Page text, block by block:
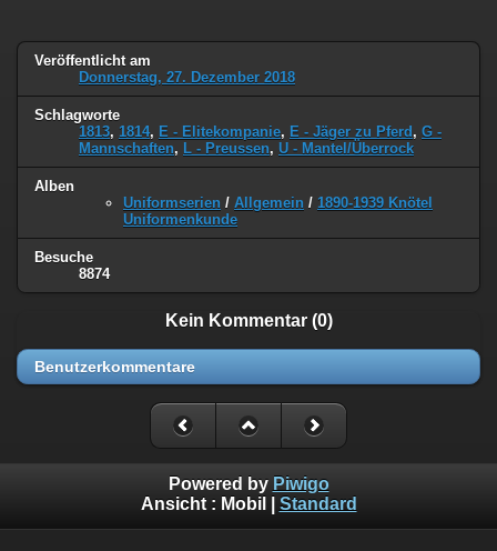
Veröffentlicht am
Donnerstag, 27. Dezember 2018
Schlagworte
1813, 1814, E - Elitekompanie, E - Jäger zu Pferd , G -
Mannschaften, L - Preussen, U - Mantel/Überrock
Alben
Uniformserien / Allgemein / 1890-1939 Knötel
Uniformenkunde
Besuche
8874
Kein Kommentar (0)
Benutzerkommentare
Powered by Piwigo
Ansicht : Mobil Standard